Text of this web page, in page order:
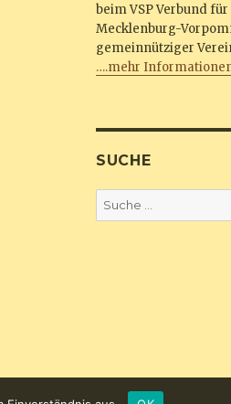
beim VSP Verbund für
Mecklenburg-
gemeinnütziger
….mehr
SUCHE
Suche
nach: